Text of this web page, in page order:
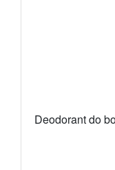
Deodorant do